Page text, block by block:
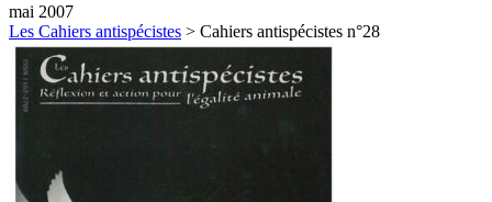
mai 2007
Les Cahiers antispécistes > Cahiers antispécistes n°28